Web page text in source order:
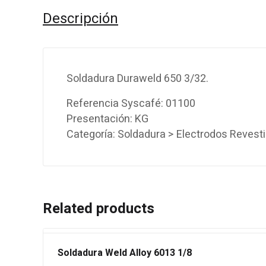
Descripción
Soldadura Duraweld 650 3/32.
Referencia Syscafé: 01100
Presentación: KG
Categoría: Soldadura > Electrodos
Related products
Soldadura Weld Alloy 6013 1/8